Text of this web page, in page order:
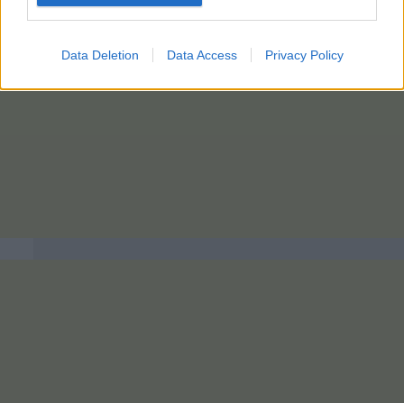
Data Deletion Data Access Privacy Policy